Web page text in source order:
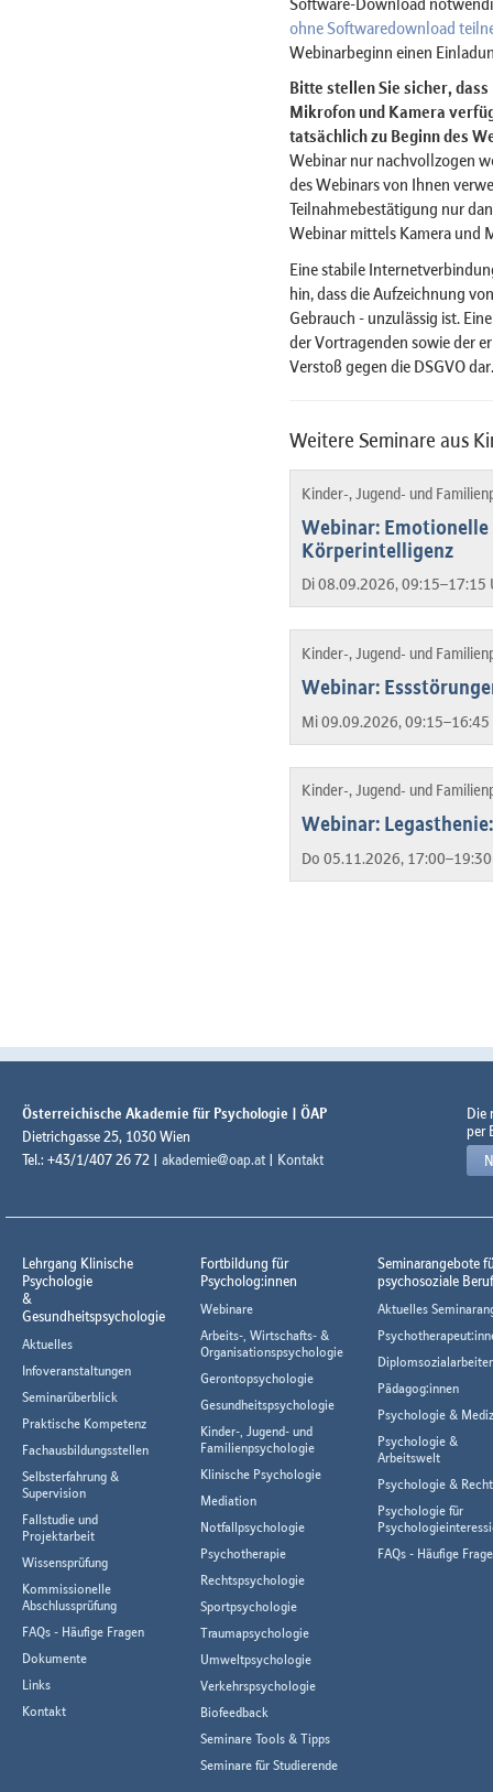
ohne Softwaredownload
Webinarbeginn einen
Bitte stellen Sie sicher,
Mikrofon und Kamera
tatsächlich zu Beginn des
Webinar nur nachvollzogen
des Webinars von Ihnen
Teilnahmebestätigung nur
Webinar mittels Kamera und
Eine stabile
hin, dass die Aufzeichnung
Gebrauch - unzulässig ist.
der Vortragenden sowie der
Verstoß gegen die DSGVO dar.
Weitere Seminare aus
Kinder-, Jugend- und
Webinar:
Körperintelligenz
Di 08.09.2026, 09:15–17:15
Kinder-, Jugend- und
Webinar:
Mi 09.09.2026,
Kinder-, Jugend- und
Webinar:
Do 05.11.2026,
Österreichische Akademie für Psychologie | ÖAP
Dietrichgasse 25, 1030 Wien
Tel.: +43/1/407 26 72 | akademie@oap.at | Kontakt
Die
per
Lehrgang Klinische
Psychologie
&
Gesundheitspsychologie
Aktuelles
Infoveranstaltungen
Seminarüberblick
Praktische Kompetenz
Fachausbildungsstellen
Selbsterfahrung &
Supervision
Fallstudie und
Projektarbeit
Wissensprüfung
Kommissionelle
Abschlussprüfung
FAQs - Häufige Fragen
Dokumente
Links
Kontakt
Fortbildung für
Psycholog:innen
Webinare
Arbeits-, Wirtschafts- &
Organisationspsychologie
Gerontopsychologie
Gesundheitspsychologie
Kinder-, Jugend- und
Familienpsychologie
Klinische Psychologie
Mediation
Notfallpsychologie
Psychotherapie
Rechtspsychologie
Sportpsychologie
Traumapsychologie
Umweltpsychologie
Verkehrspsychologie
Biofeedback
Seminare Tools & Tipps
Seminare für Studierende
Seminarangebote
psychosoziale
Aktuelles
Pädagog:innen
Psychologie &
Psychologie &
Arbeitswelt
Psychologie & Recht
Psychologie für
FAQs - Häufige